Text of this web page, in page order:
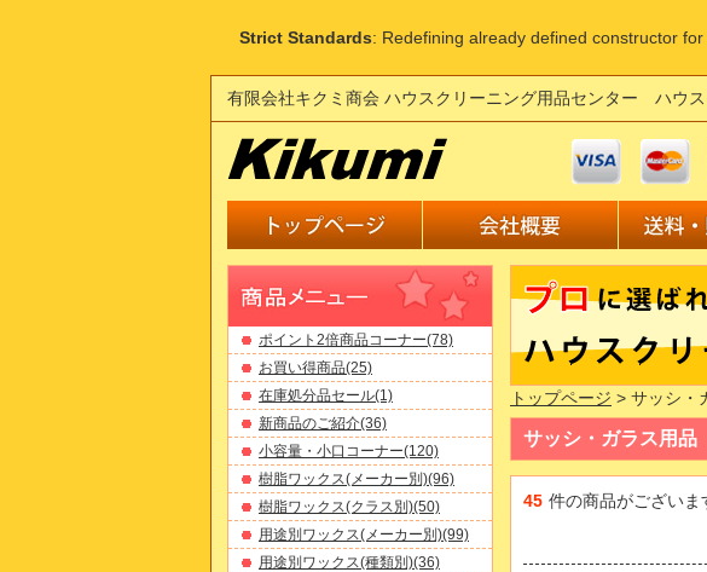
Strict Standards: Redefining already defined constructor for
有限会社キクミ商会 ハウスクリーニング用品センター ハウ
トップページ > サッシ・
サッシ・ガラス用品
45 件の商品がございま
ポイント2倍商品コーナー(78)
お買い得商品(25)
在庫処分品セール(1)
新商品のご紹介(36)
小容量・小口コーナー(120)
樹脂ワックス(メーカー別)(96)
樹脂ワックス(クラス別)(50)
用途別ワックス(メーカー別)(99)
用途別ワックス(種類別)(36)